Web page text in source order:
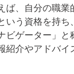
ば、自分の職業
いう資格を持ち
ゲーター」と
紹介やアドバイ